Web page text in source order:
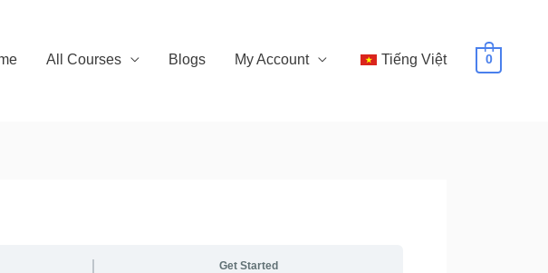
All Courses Blogs My Account Tiếng Việt 0
Get Started